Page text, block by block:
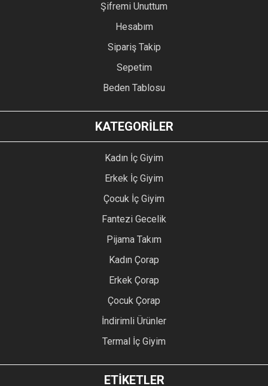
Şifremi Unuttum
Hesabım
Sipariş Takip
Sepetim
Beden Tablosu
KATEGORİLER
Kadın İç Giyim
Erkek İç Giyim
Çocuk İç Giyim
Fantezi Gecelik
Pijama Takım
Kadın Çorap
Erkek Çorap
Çocuk Çorap
İndirimli Ürünler
Termal İç Giyim
ETİKETLER